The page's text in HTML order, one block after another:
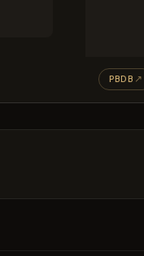
PBDB ↗